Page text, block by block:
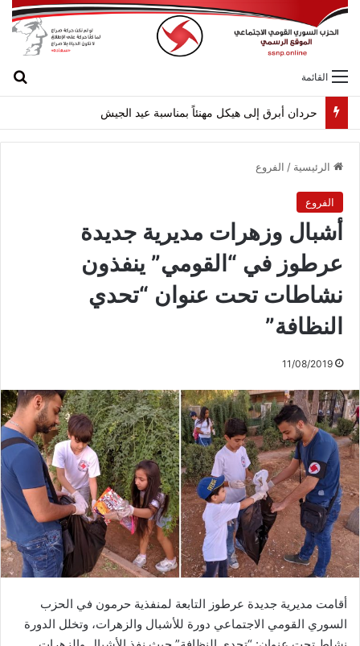
القائمة
الرئيسية / الفروع
الفروع
أشبال وزهرات مديرية جديدة
عرطوز في “القومي” ينفذون
نشاطات تحت عنوان “تحدي
النظافة”
11/08/2019
أقامت مديرية جديدة عرطوز التابعة لمنفذية حرمون في الحزب
السوري القومي الاجتماعي دورة للأشبال والزهرات، وتخلل الدورة